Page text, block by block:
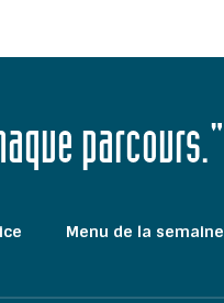
parcours."
Menu de la semaine